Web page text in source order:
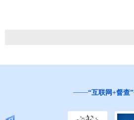
“互联网+督查”